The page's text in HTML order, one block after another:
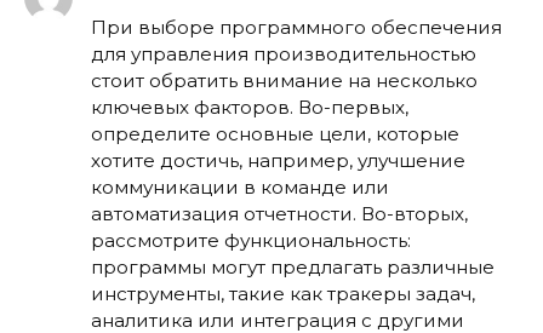
При выборе программного обеспечения
для управления производительностью
стоит обратить внимание на несколько
ключевых факторов. Во-первых,
определите основные цели, которые
хотите достичь, например, улучшение
коммуникации в команде или
автоматизация отчетности. Во-вторых,
рассмотрите функциональность:
программы могут предлагать различные
инструменты, такие как тракеры задач,
аналитика или интеграция с другими